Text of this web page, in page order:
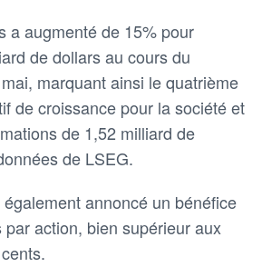
a augmenté de 15% pour
de dollars au cours du
marquant ainsi le quatrième
de croissance pour la société et
de 1,52 milliard de
de LSEG.
annoncé un bénéfice
action, bien supérieur aux